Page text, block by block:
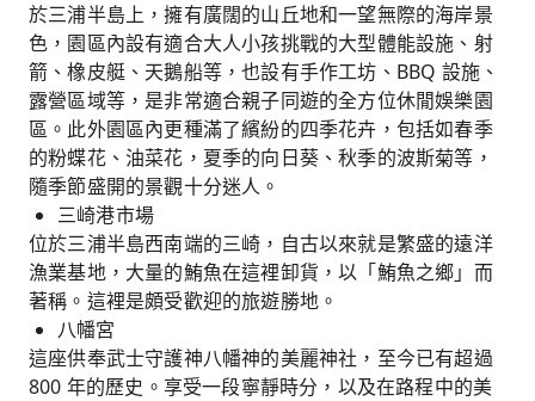
於三浦半島上，擁有廣闊的山丘地和一望無際的海岸景
色，園區內設有適合大人小孩挑戰的大型體能設施、射
箭、橡皮艇、天鵝船等，也設有手作工坊、BBQ 設施、
露營區域等，是非常適合親子同遊的全方位休閒娛樂園
區。此外園區內更種滿了繽紛的四季花卉，包括如春季
的粉蝶花、油菜花，夏季的向日葵、秋季的波斯菊等，
隨季節盛開的景觀十分迷人。
三崎港市場
位於三浦半島西南端的三崎，自古以來就是繁盛的遠洋
漁業基地，大量的鮪魚在這裡卸貨，以「鮪魚之鄉」而
著稱。這裡是頗受歡迎的旅遊勝地。
八幡宮
這座供奉武士守護神八幡神的美麗神社，至今已有超過
800 年的歷史。享受一段寧靜時分，以及在路程中的美